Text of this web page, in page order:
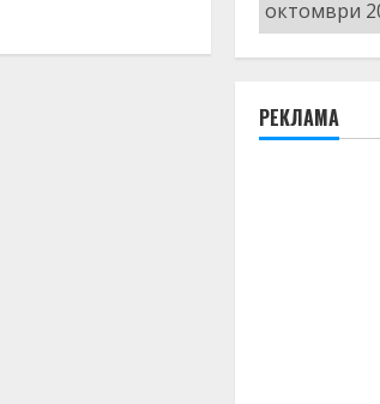
РЕКЛАМА